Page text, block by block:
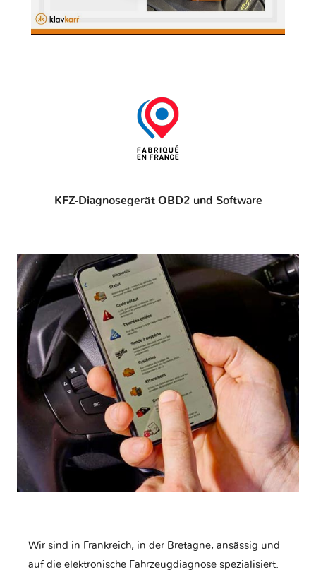
KFZ-Diagnosegerät OBD2 und Software
Wir sind in Frankreich, in der Bretagne, ansässig und
auf die elektronische Fahrzeugdiagnose spezialisiert.